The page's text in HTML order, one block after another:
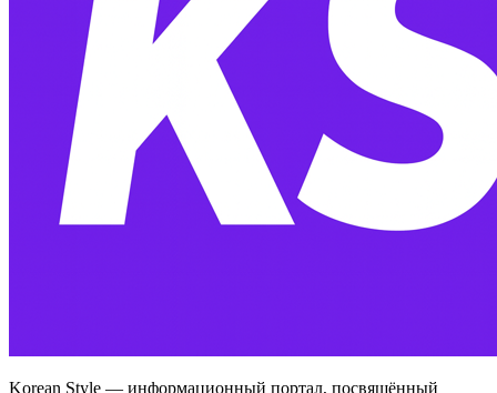
Korean Style — информационный портал, посвящённый